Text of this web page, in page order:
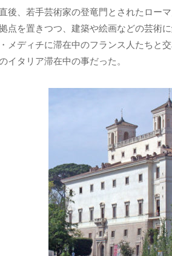
後、若手芸術家の登竜門とされたロー
点を置きつつ、建築や絵画などの芸術
メディチに滞在中のフランス人たちと
イタリア滞在中の事だった。